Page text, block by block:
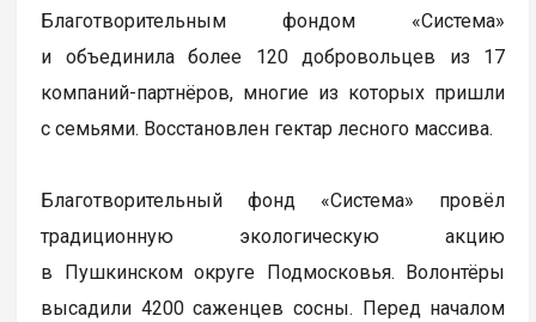
Благотворительным фондом «Система»
и объединила более 120 добровольцев из 17
компаний-партнёров, многие из которых пришли
с семьями. Восстановлен гектар лесного массива.
Благотворительный фонд «Система» провёл
традиционную экологическую акцию
в Пушкинском округе Подмосковья. Волонтёры
высадили 4200 саженцев сосны. Перед началом